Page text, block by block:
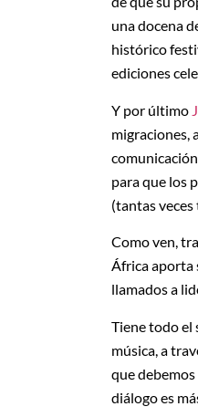
una docena
histórico
ediciones
Y por último
migraciones,
para que los
(tantas
Como ven,
África aporta
llamados a
Tiene todo el
música, a
que
diálogo es